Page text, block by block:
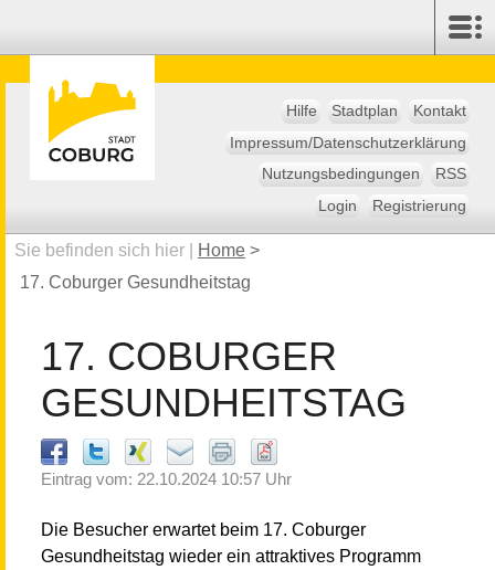
Hilfe Stadtplan
Kontakt
Impressum/Datenschutzerklärung
Nutzungsbedingungen
RSS
Login
Registrierung
Sie befinden sich hier | Home >
17. Coburger Gesundheitstag
17. COBURGER
GESUNDHEITSTAG
Eintrag vom: 22.10.2024 10:57 Uhr
Die Besucher erwartet beim 17. Coburger
Gesundheitstag wieder ein attraktives Programm